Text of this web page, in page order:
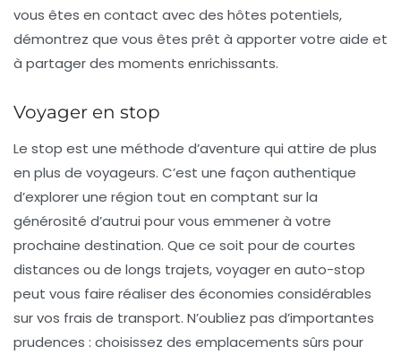
vous êtes en contact avec des hôtes potentiels,
démontrez que vous êtes prêt à apporter votre aide et
à partager des moments enrichissants.
Voyager en stop
Le stop est une méthode d’aventure qui attire de plus
en plus de voyageurs. C’est une façon authentique
d’explorer une région tout en comptant sur la
générosité d’autrui pour vous emmener à votre
prochaine destination. Que ce soit pour de courtes
distances ou de longs trajets, voyager en auto-stop
peut vous faire réaliser des économies considérables
sur vos frais de transport. N’oubliez pas d’importantes
prudences : choisissez des emplacements sûrs pour